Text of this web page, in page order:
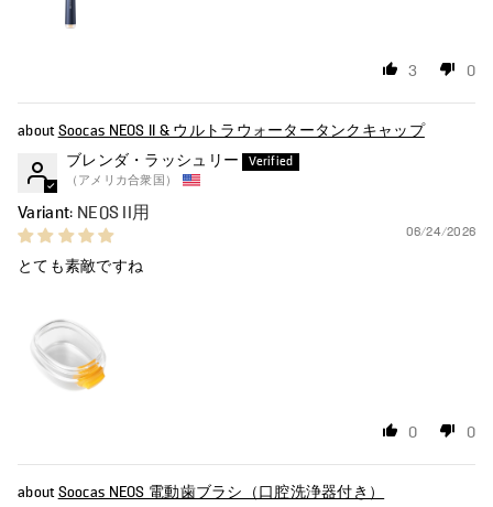
3 0
Soocas NEOS II & ウルトラウォータータンクキャップ
ブレンダ・ラッシュリー
（アメリカ合衆国）
NEOS II用
06/24/2026
とても素敵ですね
0 0
Soocas NEOS 電動歯ブラシ（口腔洗浄器付き）